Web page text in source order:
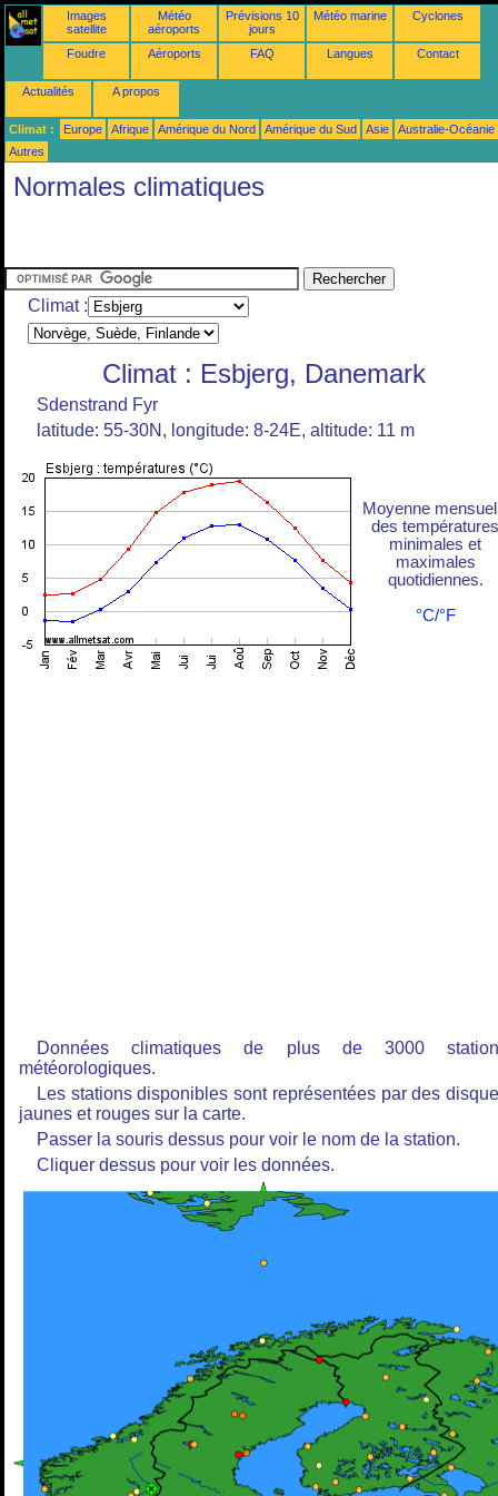
Images
satellite
Météo
aéroports
Prévisions 10
jours
Météo marine Cyclones
Foudre Aéroports FAQ Langues Contact
Actualités A propos
Climat : Europe Afrique Amérique du Nord Amérique du Sud Asie
Australie-Océanie
Autres
Normales climatiques
Climat :
Climat : Esbjerg, Danemark
Sdenstrand Fyr
latitude: 55-30N, longitude: 8-24E, altitude: 11 m
Moyenne
des températures
minimales et
maximales
quotidiennes.
°C/°F
Données climatiques de plus de 3000
météorologiques.
Les stations disponibles sont représentées par des
jaunes et rouges sur la carte.
Passer la souris dessus pour voir le nom de la station.
Cliquer dessus pour voir les données.